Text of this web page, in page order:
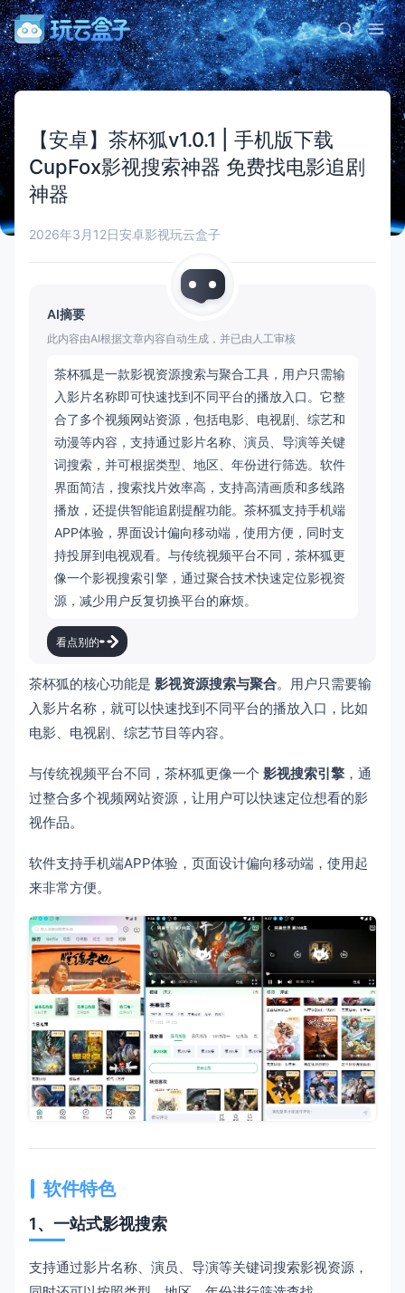
【安卓】茶杯狐v1.0.1 | 手机版下载
CupFox影视搜索神器 免费找电影追剧
神器
2026年3月12日安卓影视玩云盒子
AI摘要
此内容由AI根据文章内容自动生成，并已由人工审核
茶杯狐是一款影视资源搜索与聚合工具，用户只需输
入影片名称即可快速找到不同平台的播放入口。它整
合了多个视频网站资源，包括电影、电视剧、综艺和
动漫等内容，支持通过影片名称、演员、导演等关键
词搜索，并可根据类型、地区、年份进行筛选。软件
界面简洁，搜索找片效率高，支持高清画质和多线路
播放，还提供智能追剧提醒功能。茶杯狐支持手机端
APP体验，界面设计偏向移动端，使用方便，同时支
持投屏到电视观看。与传统视频平台不同，茶杯狐更
像一个影视搜索引擎，通过聚合技术快速定位影视资
源，减少用户反复切换平台的麻烦。
看点别的
茶杯狐的核心功能是 影视资源搜索与聚合。用户只需要输
入影片名称，就可以快速找到不同平台的播放入口，比如
电影、电视剧、综艺节目等内容。
与传统视频平台不同，茶杯狐更像一个 影视搜索引擎 ，通
过整合多个视频网站资源，让用户可以快速定位想看的影
视作品。
软件支持手机端APP体验，页面设计偏向移动端，使用起
来非常方便。
软件特色
1、一站式影视搜索
支持通过影片名称、演员、导演等关键词搜索影视资源，